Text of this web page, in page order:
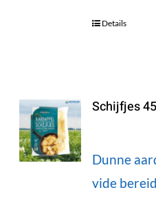
Details
Schijfjes
Dunne
vide